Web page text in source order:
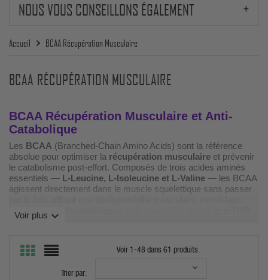
NOUS VOUS CONSEILLONS ÉGALEMENT
Accueil BCAA Récupération Musculaire
BCAA RÉCUPÉRATION MUSCULAIRE
BCAA Récupération Musculaire et Anti-
Catabolique
Les BCAA (Branched-Chain Amino Acids) sont la référence
absolue pour optimiser la récupération musculaire et prévenir
le catabolisme post-effort. Composés de trois acides aminés
essentiels — L-Leucine, L-Isoleucine et L-Valine — les BCAA
agissent directement dans le muscle squelettique sans passer
Leur action
via la Leucine
intensive, sports d'endurance et arts martiaux.
Les ratios BCAA : 2:1:1, 4:1:1, 8:1:1, 10:1:1
Voir plus expand_more
Voir 1-48 dans 61 produits.
Trier par: